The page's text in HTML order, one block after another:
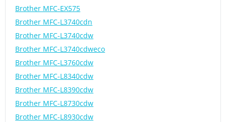
Brother MFC-EX575
Brother MFC-L3740cdn
Brother MFC-L3740cdw
Brother MFC-L3740cdweco
Brother MFC-L3760cdw
Brother MFC-L8340cdw
Brother MFC-L8390cdw
Brother MFC-L8730cdw
Brother MFC-L8930cdw